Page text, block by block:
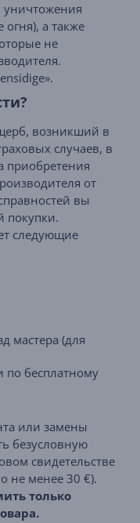
уничтожения
огня), а также
не
возникший в
случаев, в
приобретения
от
вы
покупки.
следующие
мастера (для
по бесплатному
или замены
безусловную
свидетельстве
не менее 30 €).
только